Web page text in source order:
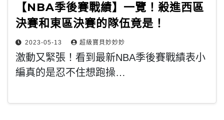
【NBA季後賽戰績】一覽！殺進西區
決賽和東區決賽的隊伍竟是！
2023-05-13 超級寶貝妙妙妙
激動又緊張！看到最新NBA季後賽戰績表小
編真的是忍不住想跑操…